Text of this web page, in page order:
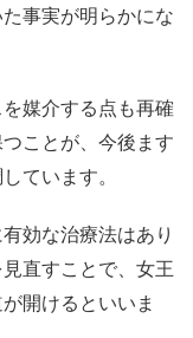
事実が明らかにな
媒介する点も再確
ことが、今後ます
ています。
効な治療法はあり
直すことで、女王
開けるといいま